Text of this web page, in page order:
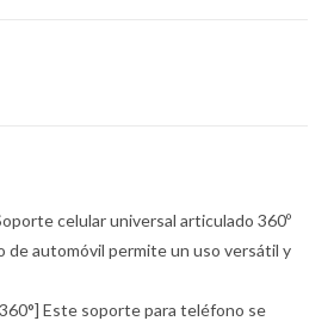
celular universal articulado 360º
de automóvil permite un uso versátil y
Este soporte para teléfono se